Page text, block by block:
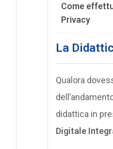
Come
Privacy
La
Qualora
didattica in
Digitale